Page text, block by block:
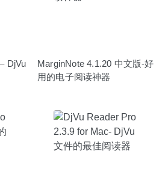
DjVu
MarginNote 4.1.20 中文版-好
用的电子阅读神器